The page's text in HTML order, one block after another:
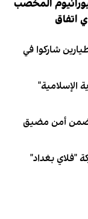
المخصب
اتفاق
القوة الجوية الإيرانية: مصير 3 طيارين شاركوا في
الإسلامية"
يضمن أمن مضيق
"فلاي بغداد"